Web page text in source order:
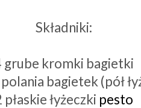
Składniki:
grube kromki bagietki
bagietek (pół
płaskie łyżeczki pesto